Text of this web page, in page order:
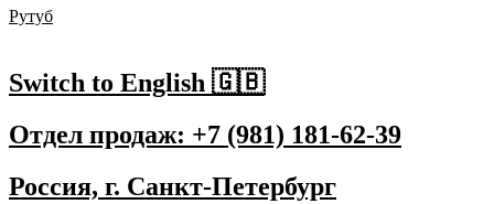
Рутуб
Switch to English 🇬🇧
Отдел продаж: +7 (981) 181-62-39
Россия, г. Санкт-Петербург